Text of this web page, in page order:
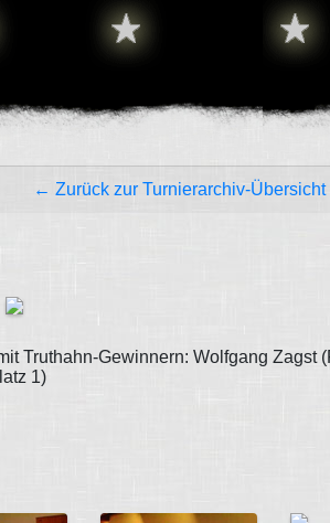
← Zurück zur Turnierarchiv-Übersicht
Truthahn-Gewinnern: Wolfgang Zagst
1)